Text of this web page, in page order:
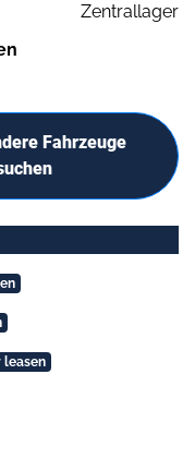
Zentrallager
Fahrzeuge
leasen